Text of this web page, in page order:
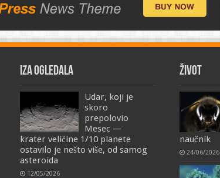
IZA OGLEDALA
Udar, koji je
skoro
prepolovio
Mesec —
krater veličine 1/10 planete
ostavilo je nešto više, od samog
asteroida
12/05/2026
ŽIVOT
naučnik
24/06/2026